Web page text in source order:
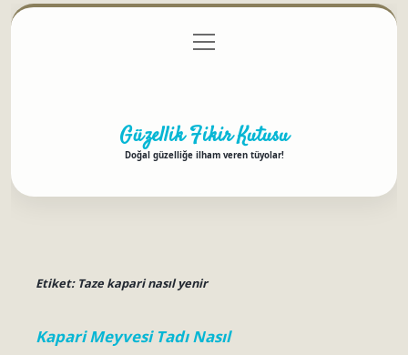
Gizlilik Politikası
menüyü
aç
Güzellik Fikir Kutusu
Doğal güzelliğe ilham veren tüyolar!
Etiket: Taze kapari nasıl yenir
Kapari Meyvesi Tadı Nasıl